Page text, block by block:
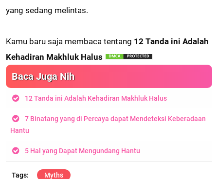
yang sedang melintas.
Kamu baru saja membaca tentang 12 Tanda ini Adalah
Kehadiran Makhluk Halus
Baca Juga Nih
12 Tanda ini Adalah Kehadiran Makhluk Halus
7 Binatang yang di Percaya dapat Mendeteksi Keberadaan
Hantu
5 Hal yang Dapat Mengundang Hantu
Myths